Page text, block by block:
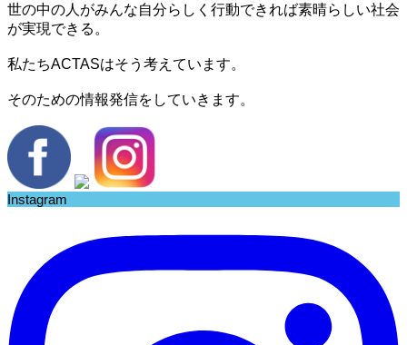
世の中の人がみんな自分らしく行動できれば素晴らしい社会
が実現できる。
私たちACTASはそう考えています。
そのための情報発信をしていきます。
Instagram